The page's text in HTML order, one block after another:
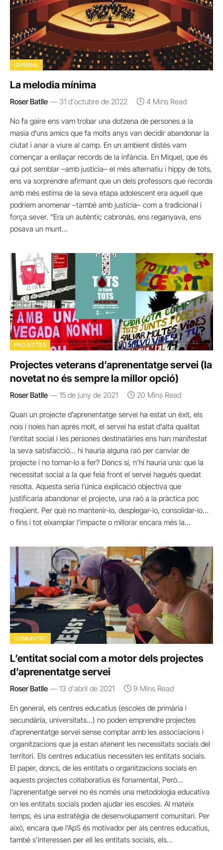
GENERAL
La melodia mínima
Roser Batlle 31 d'octubre de 2022 4 Mins Read
No fa gaire ens vam trobar una dotzena de persones a la
masia d’uns amics que fa molts anys van decidir abandonar la
ciutat i anar a viure al camp. En un ambient distés vam
començar a enllaçar records de la infància. En Miquel, que és
qui pot semblar –amb justícia– el més alternatiu i hippy de tots,
ens va sorprendre afirmant que un dels professors que recorda
amb més estima de la seva etapa adolescent era aquell que
podríem anomenar –també amb justícia– com a tradicional i
força sever. “Era un autèntic cabronàs, ens reganyava, ens
posava un munt…
PROJECTES
Projectes veterans d’aprenentatge servei (la
novetat no és sempre la millor opció)
Roser Batlle 15 de juny de 2021 20 Mins Read
Quan un projecte d’aprenentatge servei ha estat un èxit, els
nois i noies han aprés molt, el servei ha estat d’alta qualitat
l’entitat social i les persones destinatàries ens han manifestat
la seva satisfacció… hi hauria alguna raó per canviar de
projecte i no tornar-lo a fer? Doncs sí, n’hi hauria una: que la
necessitat social a la que feia front el servei hagués quedat
resolta. Aquesta seria l’única explicació objectiva que
justificaria abandonar el projecte, una raó a la pràctica poc
freqüent. Per què no mantenir-lo, desplegar-lo, consolidar-lo…
o fins i tot eixamplar l’impacte o millorar encara més la…
COMUNITAT
L’entitat social com a motor dels projectes
d’aprenentatge servei
Roser Batlle 13 d'abril de 2021 9 Mins Read
En general, els centres educatius (escoles de primària i
secundària, universitats…) no poden emprendre projectes
d’aprenentatge servei sense comptar amb les associacions i
organitzacions que ja estan atenent les necessitats socials del
territori. Els centres educatius necessiten les entitats socials.
El paper, doncs, de les entitats o organitzacions socials en
aquests projectes col·laboratius és fonamental, Però…
l’aprenentatge servei no és només una metodologia educativa
on les entitats socials poden ajudar les escoles. Al mateix
temps, és una estratègia de desenvolupament comunitari. Per
això, encara que l’ApS és motivador per als centres educatius,
també s’interessen per ell les entitats socials, els…